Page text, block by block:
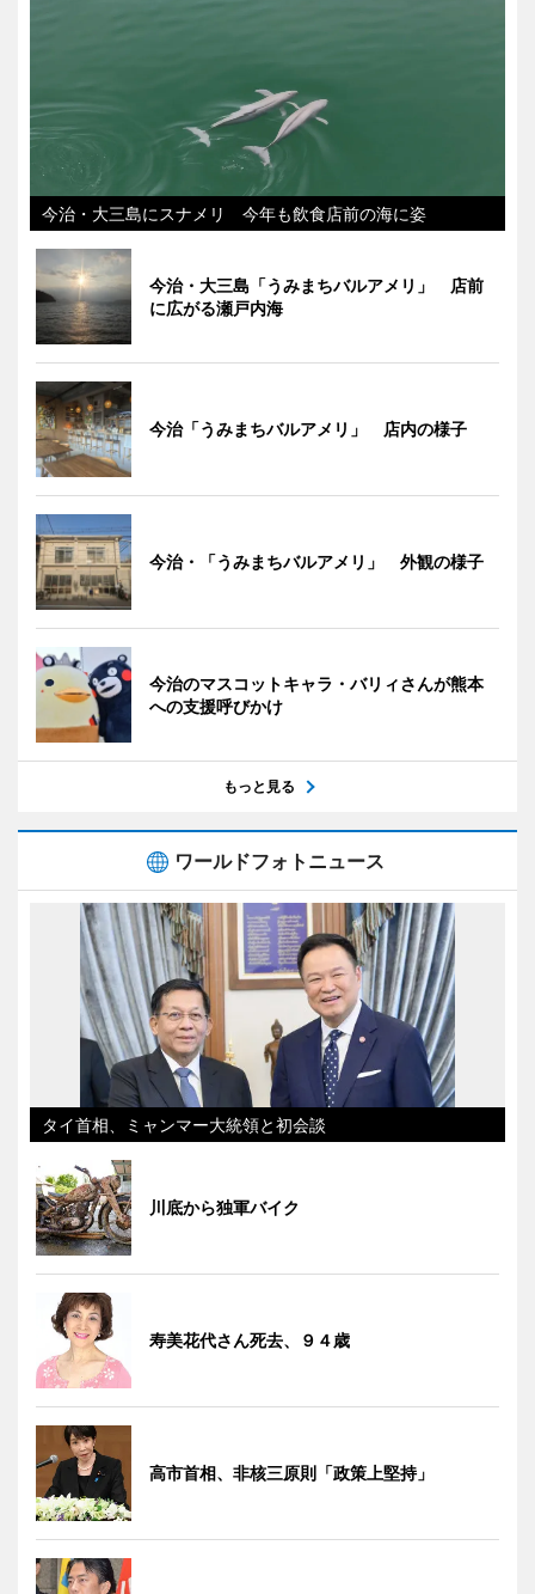
今治・大三島にスナメリ 今年も飲食店前の海に姿
今治・大三島「うみまちバルアメリ」 店前
に広がる瀬戸内海
今治「うみまちバルアメリ」 店内の様子
今治・「うみまちバルアメリ」 外観の様子
今治のマスコットキャラ・バリィさんが熊本
への支援呼びかけ
もっと見る
ワールドフォトニュース
タイ首相、ミャンマー大統領と初会談
川底から独軍バイク
寿美花代さん死去、９４歳
高市首相、非核三原則「政策上堅持」